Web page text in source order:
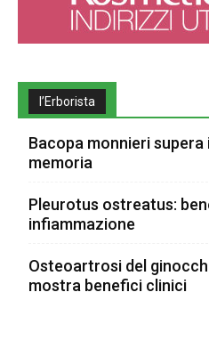
l’Erborista
Bacopa monnieri supera
memoria
Pleurotus ostreatus:
infiammazione
Osteoartrosi del
mostra benefici clinici